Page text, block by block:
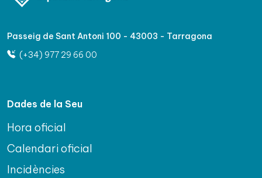
Passeig de Sant Antoni 100 - 43003 - Tarragona
(+34) 977 29 66 00
Dades de la Seu
Hora oficial
Calendari oficial
Incidències